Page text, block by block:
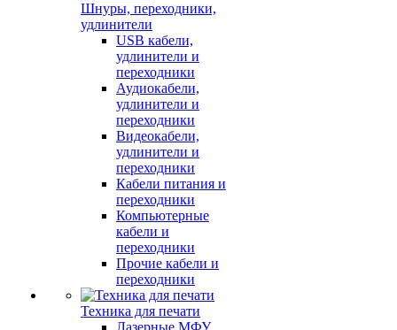
Шнуры, переходники,
удлинители
USB кабели,
удлинители и
переходники
Аудиокабели,
удлинители и
переходники
Видеокабели,
удлинители и
переходники
Кабели питания и
переходники
Компьютерные
кабели и
переходники
Прочие кабели и
переходники
Техника для печати
Лазерные МФУ